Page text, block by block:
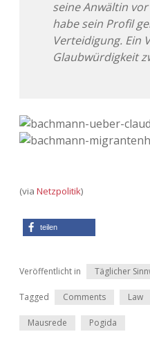
seine Anwältin
habe sein Profil
Verteidigung. Ein
Glaubwürdigkeit
(via Netzpolitik)
teilen
Veröffentlicht in Täglicher
Tagged Comments Law
Mausrede Pogida